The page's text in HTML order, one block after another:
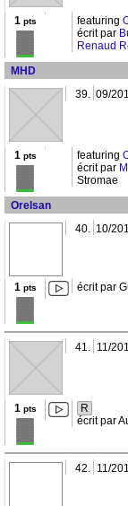
1 pts featuring
écrit par
Renaud
MHD
39. 09/
1 pts featuring
écrit par
Stromae
Orelsan
40. 10/
1 pts écrit par
41. 11/
1 pts
R
écrit par
42. 11/